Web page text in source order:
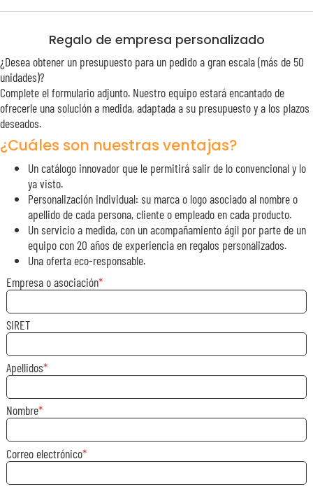
Regalo de empresa personalizado
¿Desea obtener un presupuesto para un pedido a gran escala (más de 50
unidades)?
Complete el formulario adjunto. Nuestro equipo estará encantado de
ofrecerle una solución a medida, adaptada a su presupuesto y a los plazos
deseados.
¿Cuáles son nuestras ventajas?
Un catálogo innovador que le permitirá salir de lo convencional y lo
ya visto.
Personalización individual: su marca o logo asociado al nombre o
apellido de cada persona, cliente o empleado en cada producto.
Un servicio a medida, con un acompañamiento ágil por parte de un
equipo con 20 años de experiencia en regalos personalizados.
Una oferta eco-responsable.
Empresa o asociación
SIRET
Apellidos
Nombre
Correo electrónico